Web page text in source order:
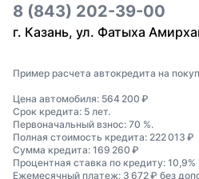
8 (843) 202-39-00
г. Казань, ул. Фатыха
Пример расчета автокредита на
Цена автомобиля: 564 200 ₽
Срок кредита: 5 лет.
Первоначальный взнос: 70 %.
Полная стоимость кредита: 222 013 ₽
Сумма кредита: 169 260 ₽
Процентная ставка по кредиту: 10,9%
Ежемесячный платеж: 3 672 ₽ без